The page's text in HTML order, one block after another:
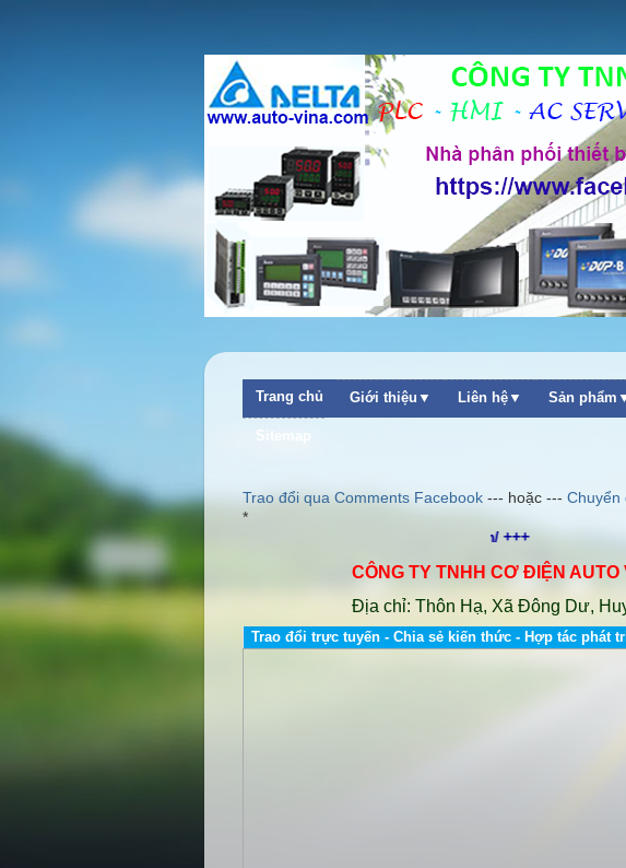
Trang chủ Giới thiệu▼ Liên hệ▼ Sản
Sitemap
Trao đổi qua Comments Facebook --- hoặc --- Chuyển
*
http://
CÔNG TY TNHH CƠ ĐIỆN AUTO
Địa chỉ: Thôn Hạ, Xã Đông Dư, Huyện
Trao đổi trực tuyến - Chia sẻ kiến thức - Hợp tác phát